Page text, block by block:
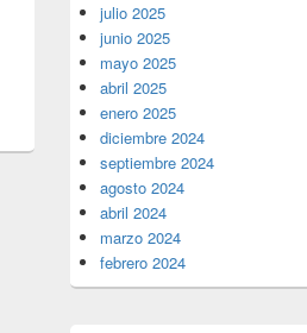
julio 2025
junio 2025
mayo 2025
abril 2025
enero 2025
diciembre 2024
septiembre 2024
agosto 2024
abril 2024
marzo 2024
febrero 2024